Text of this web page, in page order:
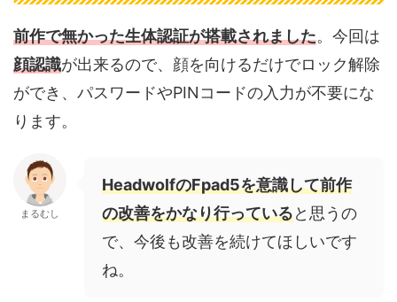
前作で無かった生体認証が搭載されました。今回は
顔認識が出来るので、顔を向けるだけでロック解除
ができ、パスワードやPINコードの入力が不要にな
ります。
まるむし
HeadwolfのFpad5を意識して前作
の改善をかなり行っていると思うの
で、今後も改善を続けてほしいです
ね。